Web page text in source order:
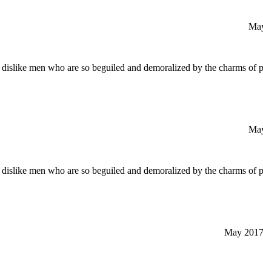
men who are so beguiled and demoralized by the charms of
men who are so beguiled and demoralized by the charms of